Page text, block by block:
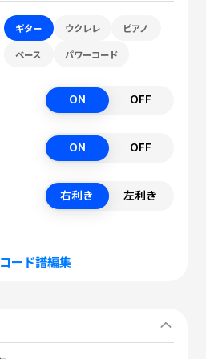
ギター ウクレレ ピアノ
ベース パワーコード
ON OFF
ON OFF
右利き 左利き
コード譜編集